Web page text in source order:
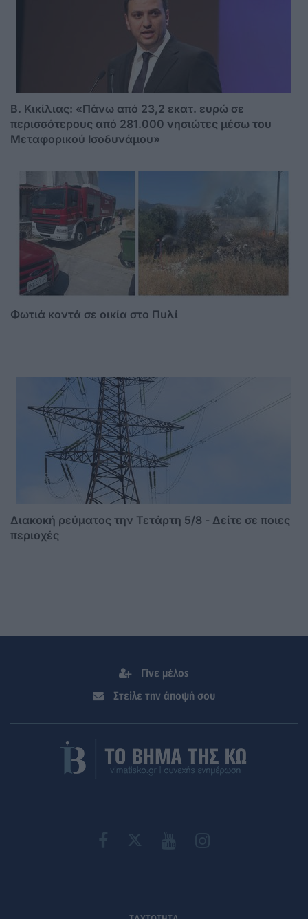
Β. Κικίλιας: «Πάνω από 23,2 εκατ. ευρώ σε
περισσότερους από 281.000 νησιώτες μέσω του
Μεταφορικού Ισοδυνάμου»
Φωτιά κοντά σε οικία στο Πυλί
Διακοκή ρεύματος την Τετάρτη 5/8 - Δείτε σε ποιες
περιοχές
Γίνε μέλος
Στείλε την άποψή σου